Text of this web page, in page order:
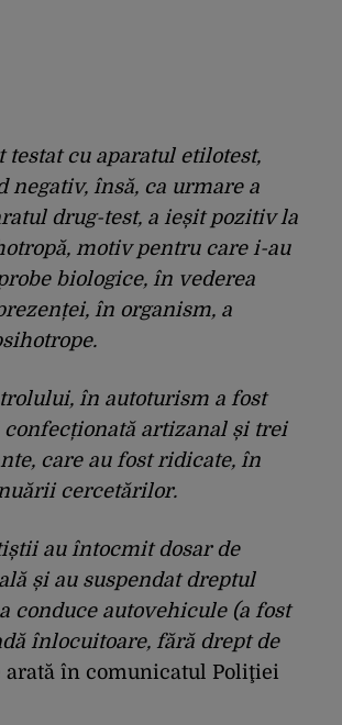
testat cu aparatul etilotest,
negativ, însă, ca urmare a
drug-test, a ieșit pozitiv la
motiv pentru care i-au
biologice, în vederea
în organism, a
în autoturism a fost
confecționată artizanal și trei
care au fost ridicate, în
cercetărilor.
au întocmit dosar de
și au suspendat dreptul
conduce autovehicule (a fost
înlocuitoare, fără drept de
arată în comunicatul Poliţiei